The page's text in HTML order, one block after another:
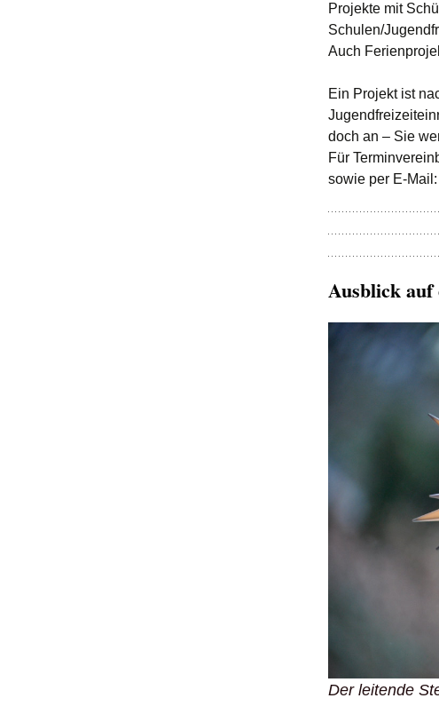
Projekte mit
Schulen/
Auch
Ein Projekt ist
doch an – Sie
Für
sowie per E-Mail:
Ausblick auf
Der leitende